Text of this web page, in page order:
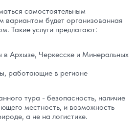
самостоятельным
вариантом будет организованная
Такие услуги предлагают:
Архызе, Черкесске и Минеральных
работающие в регионе
тура - безопасность, наличие
местность, и возможность
а не на логистике.